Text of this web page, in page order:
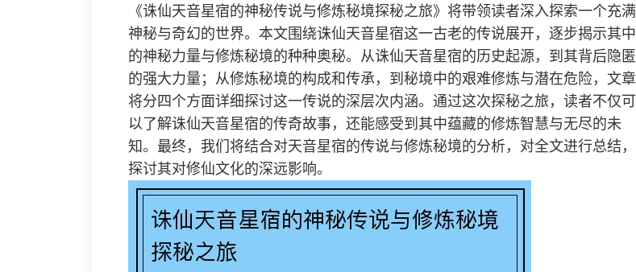
《诛仙天音星宿的神秘传说与修炼秘境探秘之旅》将带领读者深入探索一个充满
神秘与奇幻的世界。本文围绕诛仙天音星宿这一古老的传说展开，逐步揭示其中
的神秘力量与修炼秘境的种种奥秘。从诛仙天音星宿的历史起源，到其背后隐匿
的强大力量；从修炼秘境的构成和传承，到秘境中的艰难修炼与潜在危险，文章
将分四个方面详细探讨这一传说的深层次内涵。通过这次探秘之旅，读者不仅可
以了解诛仙天音星宿的传奇故事，还能感受到其中蕴藏的修炼智慧与无尽的未
知。最终，我们将结合对天音星宿的传说与修炼秘境的分析，对全文进行总结，
探讨其对修仙文化的深远影响。